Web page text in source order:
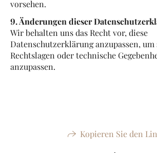
vorsehen.
9. Änderungen dieser
Wir behalten uns das Recht vor, diese
Datenschutzerklärung anzupassen, um
Rechtslagen oder technische
anzupassen.
Kopieren Sie den